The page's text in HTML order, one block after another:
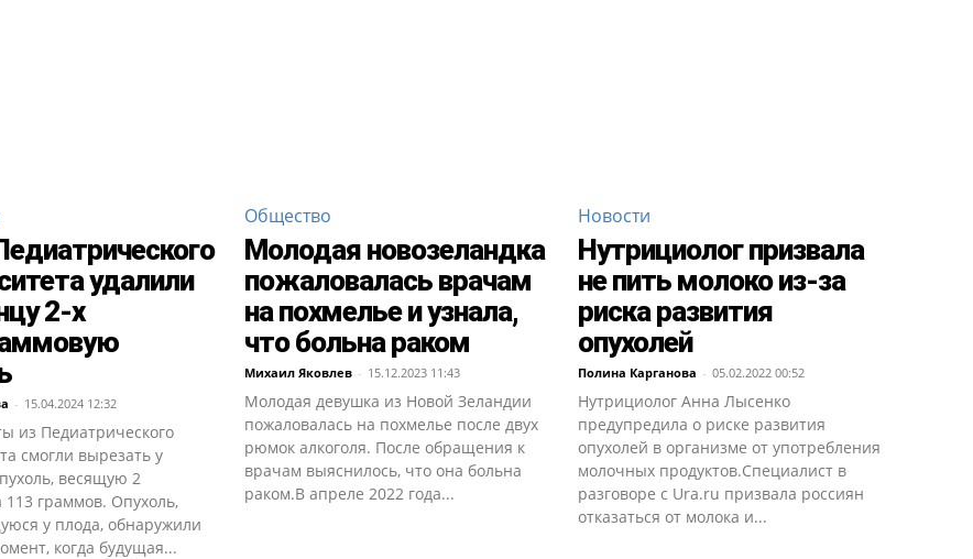
удалили
2-х
- 15.04.2024 12:32
из Педиатрического
смогли вырезать у
весящую 2
113 граммов. Опухоль,
у плода, обнаружили
когда будущая...
Общество
Молодая новозеландка
пожаловалась врачам
на похмелье и узнала,
что больна раком
Михаил Яковлев - 15.12.2023 11:43
Молодая девушка из Новой Зеландии
пожаловалась на похмелье после двух
рюмок алкоголя. После обращения к
врачам выяснилось, что она больна
раком.В апреле 2022 года...
Новости
Нутрициолог призвала
не пить молоко из-за
риска развития
опухолей
Полина Карганова - 05.02.2022 00:52
Нутрициолог Анна Лысенко
предупредила о риске развития
опухолей в организме от употребления
молочных продуктов.Специалист в
разговоре с Ura.ru призвала россиян
отказаться от молока и...